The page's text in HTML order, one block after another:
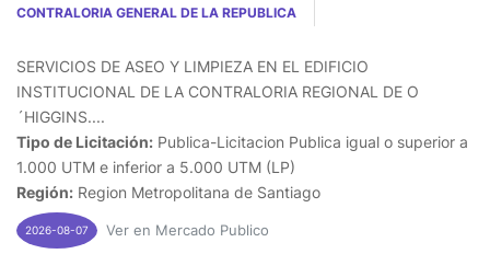
CONTRALORIA GENERAL DE LA REPUBLICA
SERVICIOS DE ASEO Y LIMPIEZA EN EL EDIFICIO
INSTITUCIONAL DE LA CONTRALORIA REGIONAL DE O
´HIGGINS....
Tipo de Licitación: Publica-Licitacion Publica igual o superior a
1.000 UTM e inferior a 5.000 UTM (LP)
Región: Region Metropolitana de Santiago
2026-08-07 Ver en Mercado Publico